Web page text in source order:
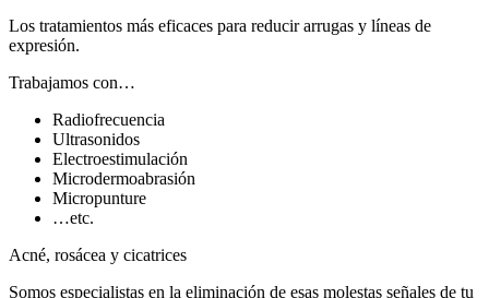
Los tratamientos más eficaces para reducir arrugas y líneas de
expresión.
Trabajamos con…
Radiofrecuencia
Ultrasonidos
Electroestimulación
Microdermoabrasión
Micropunture
…etc.
Acné, rosácea y cicatrices
Somos especialistas en la eliminación de esas molestas señales de tu